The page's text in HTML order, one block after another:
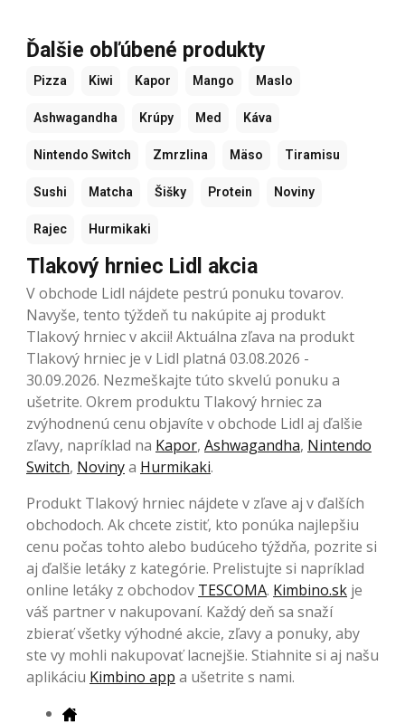
Ďalšie obľúbené produkty
Pizza Kiwi Kapor Mango Maslo
Ashwagandha Krúpy Med Káva
Nintendo Switch Zmrzlina Mäso Tiramisu
Sushi Matcha Šišky Protein Noviny
Rajec Hurmikaki
Tlakový hrniec Lidl akcia
V obchode Lidl nájdete pestrú ponuku tovarov.
Navyše, tento týždeň tu nakúpite aj produkt
Tlakový hrniec v akcii! Aktuálna zľava na produkt
Tlakový hrniec je v Lidl platná 03.08.2026 -
30.09.2026. Nezmeškajte túto skvelú ponuku a
ušetrite. Okrem produktu Tlakový hrniec za
zvýhodnenú cenu objavíte v obchode Lidl aj ďalšie
zľavy, napríklad na Kapor, Ashwagandha, Nintendo
Switch, Novinya Hurmikaki.
Produkt Tlakový hrniec nájdete v zľave aj v ďalších
obchodoch. Ak chcete zistiť, kto ponúka najlepšiu
cenu počas tohto alebo budúceho týždňa, pozrite si
aj ďalšie letáky z kategórie. Prelistujte si napríklad
online letáky z obchodov TESCOMA. Kimbino.sk je
váš partner v nakupovaní. Každý deň sa snaží
zbierať všetky výhodné akcie, zľavy a ponuky, aby
ste vy mohli nakupovať lacnejšie. Stiahnite si aj našu
aplikáciu Kimbino app a ušetrite s nami.